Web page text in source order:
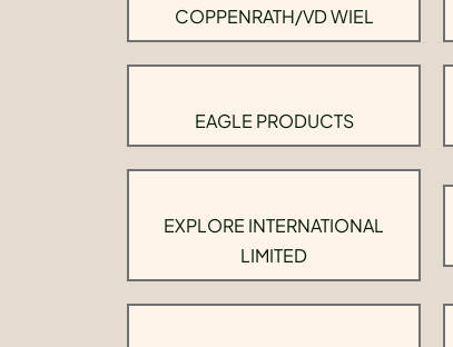
COPPENRATH/VD WIEL
EAGLE PRODUCTS
EXPLORE INTERNATIONAL
LIMITED